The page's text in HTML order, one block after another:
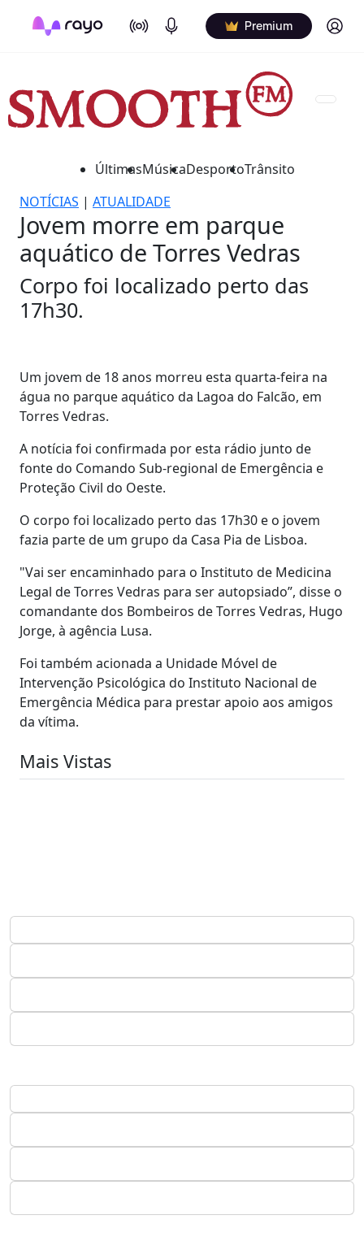
On Air Podcasts Premium Log in
ÚltimasMúsicaDesportoTrânsito
NOTÍCIAS | ATUALIDADE
Jovem morre em parque
aquático de Torres Vedras
Corpo foi localizado perto das
17h30.
Um jovem de 18 anos morreu esta quarta-feira na
água no parque aquático da Lagoa do Falcão, em
Torres Vedras.
A notícia foi confirmada por esta rádio junto de
fonte do Comando Sub-regional de Emergência e
Proteção Civil do Oeste.
O corpo foi localizado perto das 17h30 e o jovem
fazia parte de um grupo da Casa Pia de Lisboa.
"Vai ser encaminhado para o Instituto de Medicina
Legal de Torres Vedras para ser autopsiado”, disse o
comandante dos Bombeiros de Torres Vedras, Hugo
Jorge, à agência Lusa.
Foi também acionada a Unidade Móvel de
Intervenção Psicológica do Instituto Nacional de
Emergência Médica para prestar apoio aos amigos
da vítima.
Mais Vistas